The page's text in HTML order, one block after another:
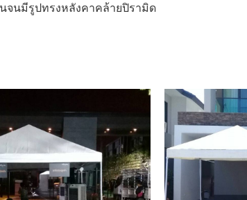
จนมีรูปทรงหลังคาคล้ายปิรามิด